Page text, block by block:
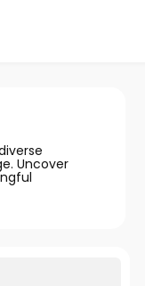
Uncover